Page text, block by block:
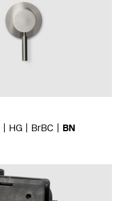
HG BrBC BN